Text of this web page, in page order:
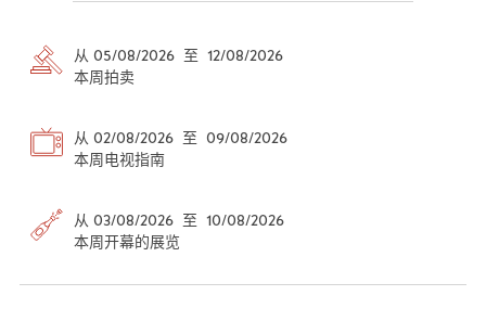
从 05/08/2026 至 12/08/2026
本周拍卖
从 02/08/2026 至 09/08/2026
本周电视指南
从 03/08/2026 至 10/08/2026
本周开幕的展览